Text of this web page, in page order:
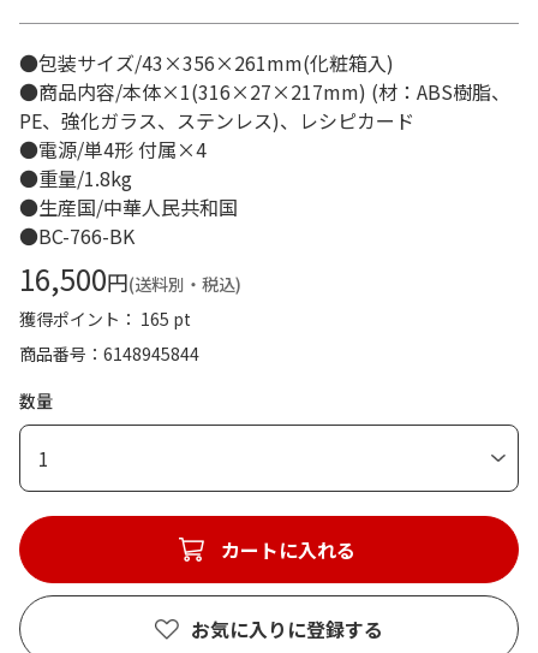
●包装サイズ/43×356×261mm(化粧箱入)
●商品内容/本体×1(316×27×217mm) (材：ABS樹脂、
PE、強化ガラス、ステンレス)、レシピカード
●電源/単4形 付属×4
●重量/1.8kg
●生産国/中華人民共和国
●BC-766-BK
16,500円(送料別・税込)
獲得ポイント： 165 pt
商品番号
6148945844
数量
1
カートに入れる
お気に入りに登録する